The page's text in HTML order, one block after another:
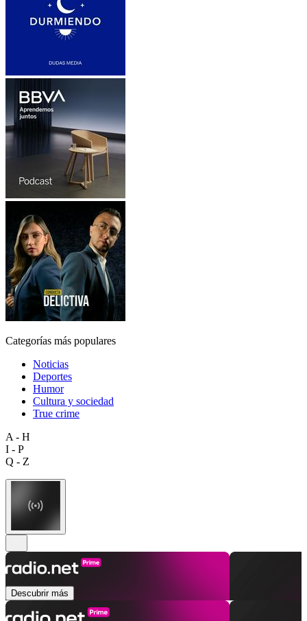
Categorías más populares
Noticias
Deportes
Humor
Cultura y sociedad
True crime
A - H
I - P
Q - Z
Descubrir más